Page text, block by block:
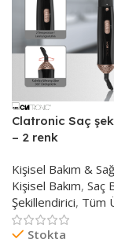
Clatronic Saç
– 2 renk
Kişisel Bakım &
Kişisel Bakım, Saç
Şekillendirici, Tüm
Stokta